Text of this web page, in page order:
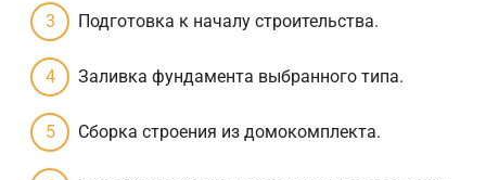
Подготовка к началу строительства.
Заливка фундамента выбранного типа.
Сборка строения из домокомплекта.